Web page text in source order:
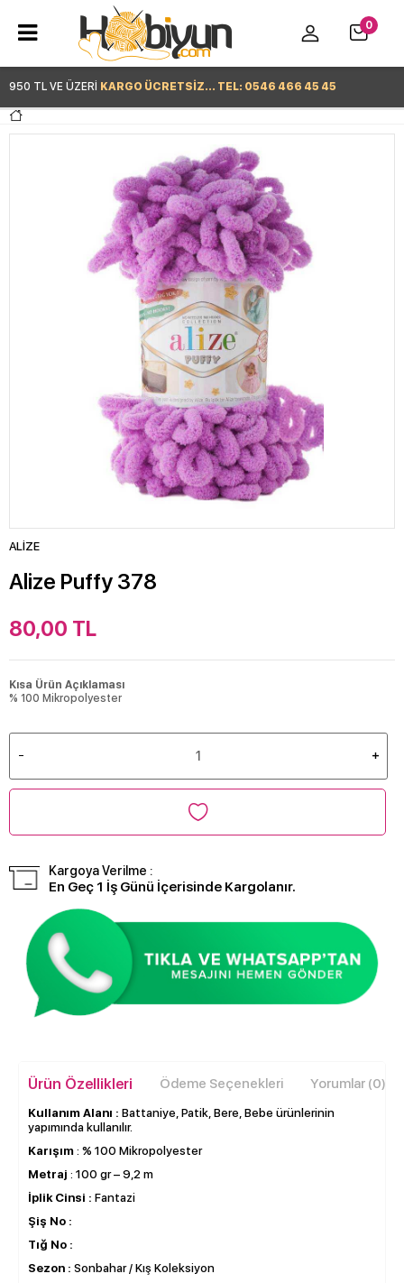
950 TL VE ÜZERİ KARGO ÜCRETSİZ... TEL: 0546 466 45 45
0
ALİZE
Alize Puffy 378
80,00 TL
Kısa Ürün Açıklaması
% 100 Mikropolyester
Kargoya Verilme :
En Geç 1 İş Günü İçerisinde Kargolanır.
Ürün Özellikleri Ödeme Seçenekleri Yorumlar (0)
Kullanım Alanı : Battaniye, Patik, Bere, Bebe ürünlerinin
yapımında kullanılır.
Karışım : % 100 Mikropolyester
Metraj : 100 gr – 9,2 m
İplik Cinsi : Fantazi
Şiş No :
Tığ No :
Sezon : Sonbahar / Kış Koleksiyon